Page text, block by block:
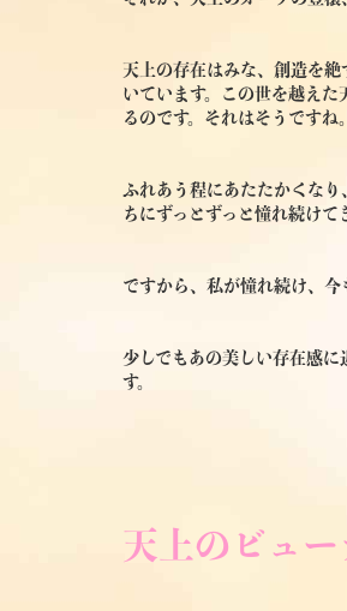
天上の存在はみな、創造を
いています。この世を越えた
るのです。それはそうですね
ふれあう程にあたたかくな
ちにずっとずっと憧れ続けて
ですから、私が憧れ続け、今
少しでもあの美しい存在感
す。
天上のビュー